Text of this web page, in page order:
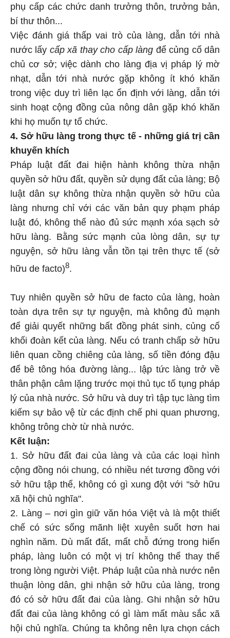
phụ cấp các chức danh trưởng thôn, trưởng bản,
bí thư thôn...
Việc đánh giá thấp vai trò của làng, dẫn tới nhà
nước lấy cấp xã thay cho cấp làng để củng cố dân
chủ cơ sở; việc dành cho làng địa vị pháp lý mờ
nhạt, dẫn tới nhà nước gặp không ít khó khăn
trong việc duy trì liên lạc ổn định với làng, dẫn tới
sinh hoạt cộng đồng của nông dân gặp khó khăn
khi họ muốn tự tổ chức.
4. Sở hữu làng trong thực tế - những giá trị cần
khuyến khích
Pháp luật đất đai hiện hành không thừa nhận
quyền sở hữu đất, quyền sử dụng đất của làng; Bộ
luật dân sự không thừa nhận quyền sở hữu của
làng nhưng chỉ với các văn bản quy phạm pháp
luật đó, không thể nào đủ sức mạnh xóa sạch sở
hữu làng. Bằng sức mạnh của lòng dân, sự tự
nguyện, sở hữu làng vẫn tồn tại trên thực tế (sở
hữu de facto)8.
Tuy nhiên quyền sở hữu de facto của làng, hoàn
toàn dựa trên sự tự nguyện, mà không đủ mạnh
để giải quyết những bất đồng phát sinh, củng cố
khối đoàn kết của làng. Nếu có tranh chấp sở hữu
liên quan cồng chiêng của làng, số tiền đóng đậu
để bê tông hóa đường làng... lập tức làng trở về
thân phận câm lặng trước mọi thủ tục tố tụng pháp
lý của nhà nước. Sở hữu và duy trì tập tục làng tìm
kiếm sự bảo vệ từ các định chế phi quan phương,
không trông chờ từ nhà nước.
Kết luận:
1. Sở hữu đất đai của làng và của các loại hình
cộng đồng nói chung, có nhiều nét tương đồng với
sở hữu tập thể, không có gì xung đột với "sở hữu
xã hội chủ nghĩa".
2. Làng – nơi gìn giữ văn hóa Việt và là một thiết
chế có sức sống mãnh liệt xuyên suốt hơn hai
nghìn năm. Dù mất đất, mất chỗ đứng trong hiến
pháp, làng luôn có một vị trí không thể thay thế
trong lòng người Việt. Pháp luật của nhà nước nên
thuận lòng dân, ghi nhận sở hữu của làng, trong
đó có sở hữu đất đai của làng. Ghi nhận sở hữu
đất đai của làng không có gì làm mất màu sắc xã
hội chủ nghĩa. Chúng ta không nên lựa chọn cách